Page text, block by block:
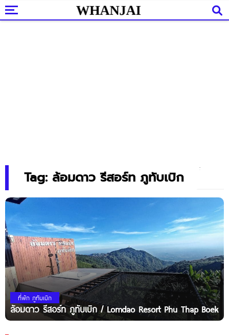
Tag: ล้อมดาว รีสอร์ท ภูทับเบิก
ที่พัก ภูทับเบิก
ล้อมดาว รีสอร์ท ภูทับเบิก / Lomdao Resort Phu Thap Boek